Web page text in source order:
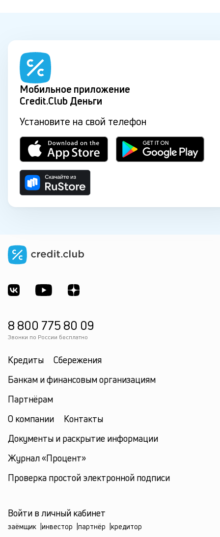
Мобильное приложение
Credit.Club Деньги
Установите на свой телефон
8 800 775 80 09
Звонки по России бесплатно
Кредиты
Сбережения
Банкам и финансовым организациям
Партнёрам
О компании
Контакты
Документы и раскрытие информации
Журнал «Процент»
Проверка простой электронной подписи
Войти в личный кабинет
заёмщик инвестор партнёр кредитор